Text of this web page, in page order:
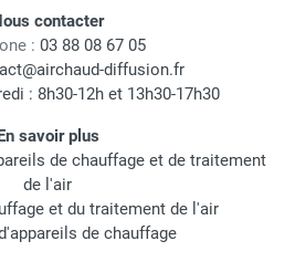
contacter
: 03 88 08 67 05
diffusion.fr
: 8h30-12h et 13h30-17h30
savoir plus
de chauffage et de traitement
de l'air
et du traitement de l'air
de chauffage